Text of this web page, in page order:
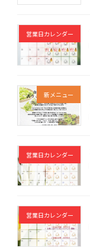
営業日カレンダー
新メニュー
営業日カレンダー
営業日カレンダー